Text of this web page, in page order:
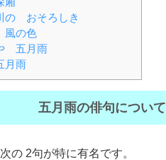
の おそろしき
の色
五月雨
雨
五月雨の俳句について
の 2句が特に有名です。